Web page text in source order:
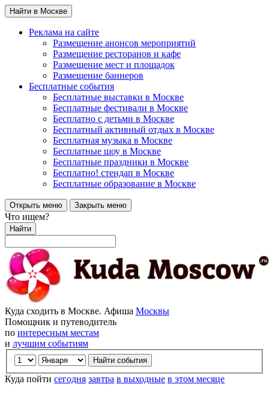
Найти в Москве
Реклама на сайте
Размещение анонсов мероприятий
Размещение ресторанов и кафе
Размещение мест и площадок
Размещение баннеров
Бесплатные события
Бесплатные выставки в Москве
Бесплатные фестивали в Москве
Бесплатно с детьми в Москве
Бесплатный активный отдых в Москве
Бесплатная музыка в Москве
Бесплатные шоу в Москве
Бесплатные праздники в Москве
Бесплатно! стендап в Москве
Бесплатные образование в Москве
Открыть меню Закрыть меню
Что ищем?
Найти
Куда сходить в Москве. Афиша Москвы
Помощник и путеводитель
по интересным местам
и лучшим событиям
Куда пойти сегодня завтра в выходные в этом месяце